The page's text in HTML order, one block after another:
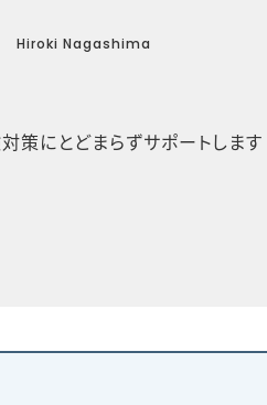
Hiroki Nagashima
策にとどまらずサポートします